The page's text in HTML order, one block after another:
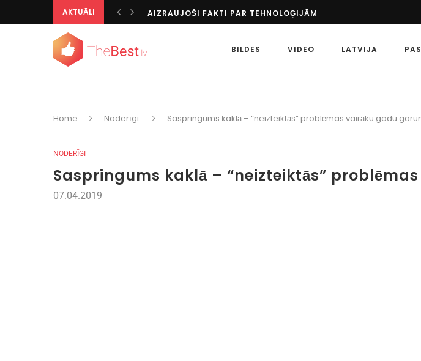
AKTUĀLI
AIZRAUJOŠI FAKTI PAR TEHNOLOĢIJĀM
TOTALIZATORS KĀ IZGLĪTOJOŠS PASĀKUMS: UZZINIET VAIRĀK
KĀ IZKLAIDĒTIES BEZ INTERNETA?
SPĒĻU AUTOMĀTU BONUSU VEIDI
BILDES VIDEO LATVIJA
Home Noderīgi Saspringums kaklā – “neizteiktās” problēmas vairāku gadu
NODERĪGI
Saspringums kaklā – “neizteiktās”
07.04.2019